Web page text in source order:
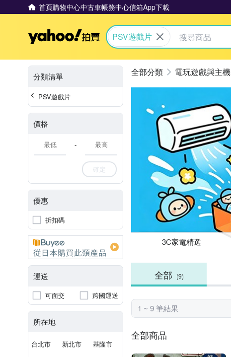
首頁購物中心中古車帳務中心信箱App下載
Yahoo拍賣
PSV遊戲片
分類清單
PSV遊戲片
價格
-
確定
優惠
折扣碼
運送
可面交 跨國運送
所在地
台北市 新北市 基隆市
電玩遊戲與主機
3C家電精選
全部 (9)
1 ~ 9 筆結果
全部商品